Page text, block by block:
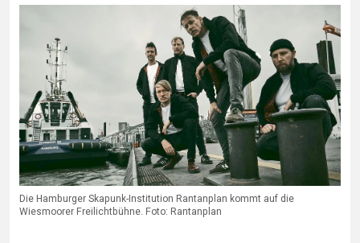
Die Hamburger Skapunk-Institution Rantanplan kommt auf die
Wiesmoorer Freilichtbühne. Foto: Rantanplan